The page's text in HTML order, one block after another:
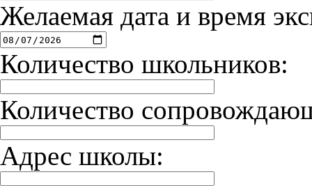
Желаемая дата и время
Количество школьников:
Количество
Адрес школы: